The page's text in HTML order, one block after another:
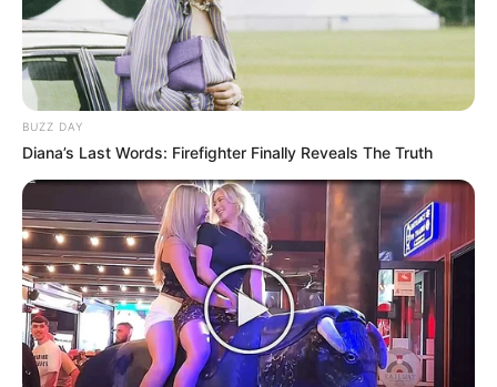
BUZZ DAY
Diana’s Last Words: Firefighter Finally Reveals The Truth